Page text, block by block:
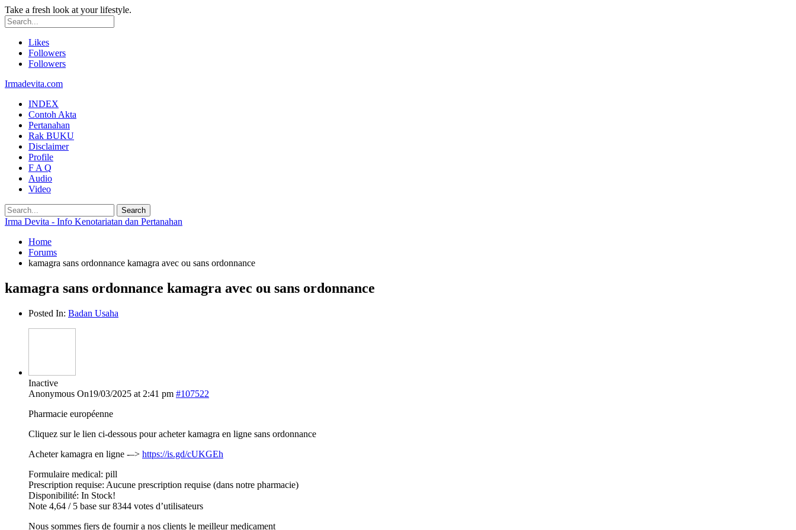
Take a fresh look at your lifestyle.
Likes
Followers
Followers
Irmadevita.com
INDEX
Contoh Akta
Pertanahan
Rak BUKU
Disclaimer
Profile
F A Q
Audio
Video
Irma Devita - Info Kenotariatan dan Pertanahan
Home
Forums
kamagra sans ordonnance kamagra avec ou sans ordonnance
kamagra sans ordonnance kamagra avec ou sans ordonnance
Posted In: Badan Usaha
Inactive
Anonymous On19/03/2025 at 2:41 pm #107522
Pharmacie européenne
Cliquez sur le lien ci-dessous pour acheter kamagra en ligne sans ordonnance
Acheter kamagra en ligne -–> https://is.gd/cUKGEh
Formulaire medical: pill
Prescription requise: Aucune prescription requise (dans notre pharmacie)
Disponibilité: In Stock!
Note 4,64 / 5 base sur 8344 votes d’utilisateurs
Nous sommes fiers de fournir a nos clients le meilleur medicament